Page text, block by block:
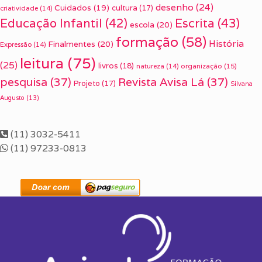
criatividade (14) Cuidados (19) cultura (17) desenho (24)
Educação Infantil (42) escola (20) Escrita (43)
Expressão (14) Finalmentes (20) formação (58) História
(25) leitura (75) livros (18) natureza (14) organização (15)
pesquisa (37) Projeto (17) Revista Avisa Lá (37) Silvana
Augusto (13)
(11) 3032-5411
(11) 97233-0813